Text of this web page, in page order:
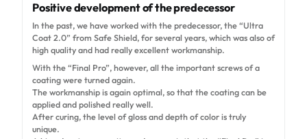
Positive development of the predecessor
In the past, we have worked with the predecessor, the “Ultra
Coat 2.0” from Safe Shield, for several years, which was also of
high quality and had really excellent workmanship.
With the “Final Pro”, however, all the important screws of a
coating were turned again.
The workmanship is again optimal, so that the coating can be
applied and polished really well.
After curing, the level of gloss and depth of color is truly
unique.